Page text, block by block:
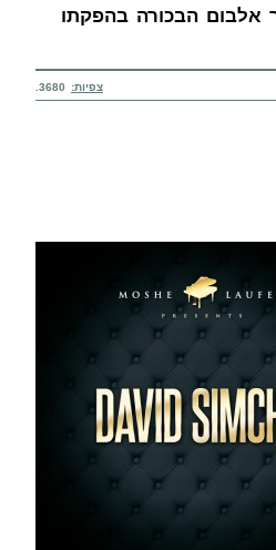
אלבום הבכורה בהפקתו
צפיות: